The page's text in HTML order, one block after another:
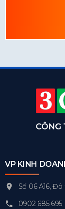
VP KINH
Số 06 A16,
0902 685 695